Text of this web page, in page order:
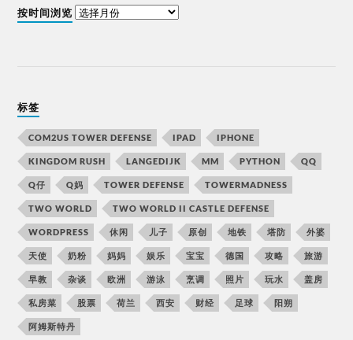
按时间浏览
标签
COM2US TOWER DEFENSE IPAD IPHONE
KINGDOM RUSH LANGEDIJK MM PYTHON QQ
Q仔 Q妈 TOWER DEFENSE TOWERMADNESS
TWO WORLD TWO WORLD II CASTLE DEFENSE
WORDPRESS 休闲 儿子 原创 地铁 塔防 外婆
天使 奶粉 妈妈 娱乐 宝宝 德国 攻略 旅游
早教 杂谈 欧洲 游泳 烹调 照片 玩水 盖房
私房菜 股票 荷兰 西安 财经 足球 阳朔
阿姆斯特丹